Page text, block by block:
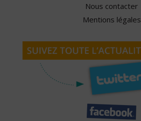
Nous contacter
Mentions légales